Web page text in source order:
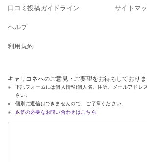
口コミ投稿ガイドライン
ヘルプ
利用規約
サイトマ
キャリコネへのご意見・ご要望をお待ちしておりま
下記フォームには個人情報(個人名、住所、メールアドレ
さい。
個別に返信はできませんので、ご了承ください。
返信の必要なお問い合わせはこちら